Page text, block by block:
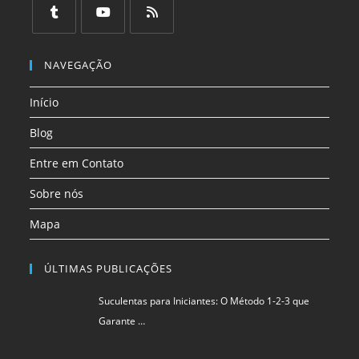
uma
aba
em
uma
aba
uma
em
nova
aba
em
aba
aba
NAVEGAÇÃO
Início
Blog
Entre em Contato
Sobre nós
Mapa
ÚLTIMAS PUBLICAÇÕES
Suculentas para Iniciantes: O Método 1-2-3 que
Garante …